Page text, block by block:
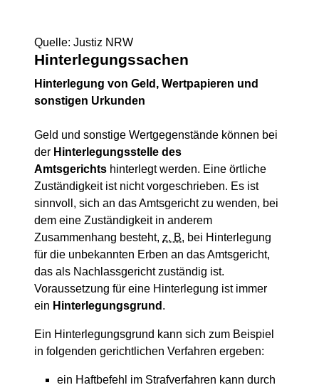
Quelle: Justiz NRW
Hinterlegungssachen
Hinterlegung von Geld, Wertpapieren und
sonstigen Urkunden
Geld und sonstige Wertgegenstände können bei
der Hinterlegungsstelle des
Amtsgerichts hinterlegt werden. Eine örtliche
Zuständigkeit ist nicht vorgeschrieben. Es ist
sinnvoll, sich an das Amtsgericht zu wenden, bei
dem eine Zuständigkeit in anderem
Zusammenhang besteht, z. B. bei Hinterlegung
für die unbekannten Erben an das Amtsgericht,
das als Nachlassgericht zuständig ist.
Voraussetzung für eine Hinterlegung ist immer
ein Hinterlegungsgrund .
Ein Hinterlegungsgrund kann sich zum Beispiel
in folgenden gerichtlichen Verfahren ergeben:
ein Haftbefehl im Strafverfahren kann durch